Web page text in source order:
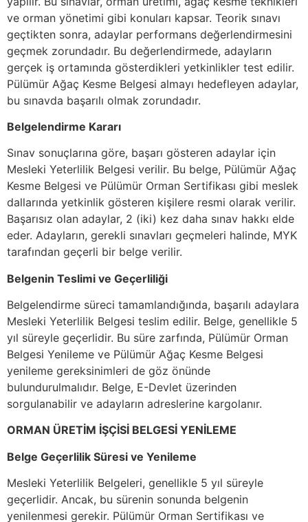
ve orman yönetimi gibi konuları kapsar. Teorik sınavı
geçtikten sonra, adaylar performans değerlendirmesini
geçmek zorundadır. Bu değerlendirmede, adayların
gerçek iş ortamında gösterdikleri yetkinlikler test edilir.
Pülümür Ağaç Kesme Belgesi almayı hedefleyen adaylar,
bu sınavda başarılı olmak zorundadır.
Belgelendirme Kararı
Sınav sonuçlarına göre, başarı gösteren adaylar için
Mesleki Yeterlilik Belgesi verilir. Bu belge, Pülümür Ağaç
Kesme Belgesi ve Pülümür Orman Sertifikası gibi meslek
dallarında yetkinlik gösteren kişilere resmi olarak verilir.
Başarısız olan adaylar, 2 (iki) kez daha sınav hakkı elde
eder. Adayların, gerekli sınavları geçmeleri halinde, MYK
tarafından geçerli bir belge verilir.
Belgenin Teslimi ve Geçerliliği
Belgelendirme süreci tamamlandığında, başarılı adaylara
Mesleki Yeterlilik Belgesi teslim edilir. Belge, genellikle 5
yıl süreyle geçerlidir. Bu süre zarfında, Pülümür Orman
Belgesi Yenileme ve Pülümür Ağaç Kesme Belgesi
yenileme gereksinimleri de göz önünde
bulundurulmalıdır. Belge, E-Devlet üzerinden
sorgulanabilir ve adayların adreslerine kargolanır.
ORMAN ÜRETİM İŞÇİSİ BELGESİ YENİLEME
Belge Geçerlilik Süresi ve Yenileme
Mesleki Yeterlilik Belgeleri, genellikle 5 yıl süreyle
geçerlidir. Ancak, bu sürenin sonunda belgenin
yenilenmesi gerekir. Pülümür Orman Sertifikası ve